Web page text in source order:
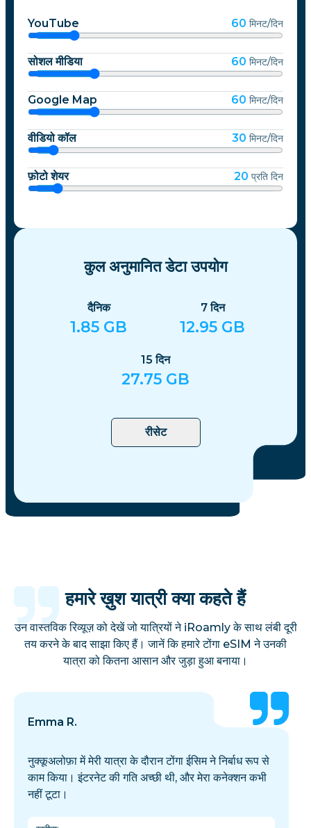
YouTube 60 मिनट/दिन
सोशल मीडिया 60 मिनट/दिन
Google Map 60 मिनट/दिन
वीडियो कॉल 30 मिनट/दिन
फ़ोटो शेयर 20 प्रति दिन
कुल अनुमानित डेटा उपयोग
दैनिक
1.85 GB
7दिन
12.95 GB
15दिन
27.75 GB
रीसेट
हमारे ख़ुश यात्री क्या कहते हैं
उन वास्तविक रिव्यूज़ को देखें जो यात्रियों ने iRoamly के साथ लंबी दूरी
तय करने के बाद साझा किए हैं। जानें कि हमारे टोंगा eSIM ने उनकी
यात्रा को कितना आसान और जुड़ा हुआ बनाया।
Emma R.
नुक्कूअलोफ़ा में मेरी यात्रा के दौरान टोंगा ईसिम ने निर्बाध रूप से
काम किया। इंटरनेट की गति अच्छी थी, और मेरा कनेक्शन कभी
नहीं टूटा।